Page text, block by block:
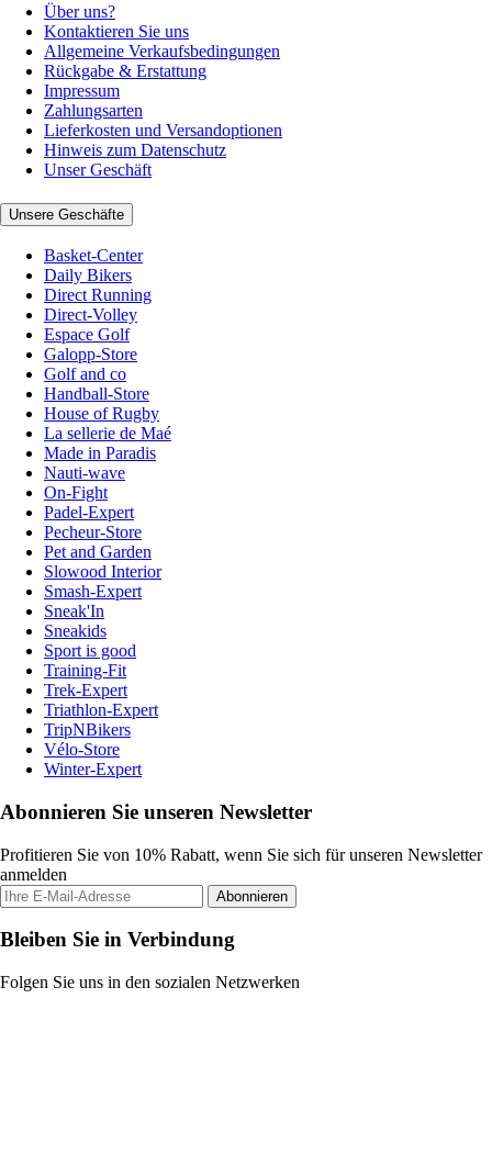
Über uns?
Kontaktieren Sie uns
Allgemeine Verkaufsbedingungen
Rückgabe & Erstattung
Impressum
Zahlungsarten
Lieferkosten und Versandoptionen
Hinweis zum Datenschutz
Unser Geschäft
Unsere Geschäfte
Basket-Center
Daily Bikers
Direct Running
Direct-Volley
Espace Golf
Galopp-Store
Golf and co
Handball-Store
House of Rugby
La sellerie de Maé
Made in Paradis
Nauti-wave
On-Fight
Padel-Expert
Pecheur-Store
Pet and Garden
Slowood Interior
Smash-Expert
Sneak'In
Sneakids
Sport is good
Training-Fit
Trek-Expert
Triathlon-Expert
TripNBikers
Vélo-Store
Winter-Expert
Abonnieren Sie unseren Newsletter
Profitieren Sie von 10% Rabatt, wenn Sie sich für unseren Newsletter
anmelden
Abonnieren
Bleiben Sie in Verbindung
Folgen Sie uns in den sozialen Netzwerken